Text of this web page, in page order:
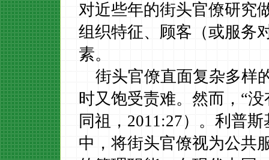
对近些年的街头官僚研究
组织特征、顾客（或服务
素。
街头官僚直面复杂多样
时又饱受责难。然而，“
同祖，2011:27）。利普
中，将街头官僚视为公共